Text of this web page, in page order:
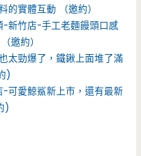
的實體互動 （邀約）
新竹店-手工老麵饅頭口感
邀約）
太勁爆了，鐵鍬上面堆了滿
)
可愛鯨鯊新上市，還有最新
)